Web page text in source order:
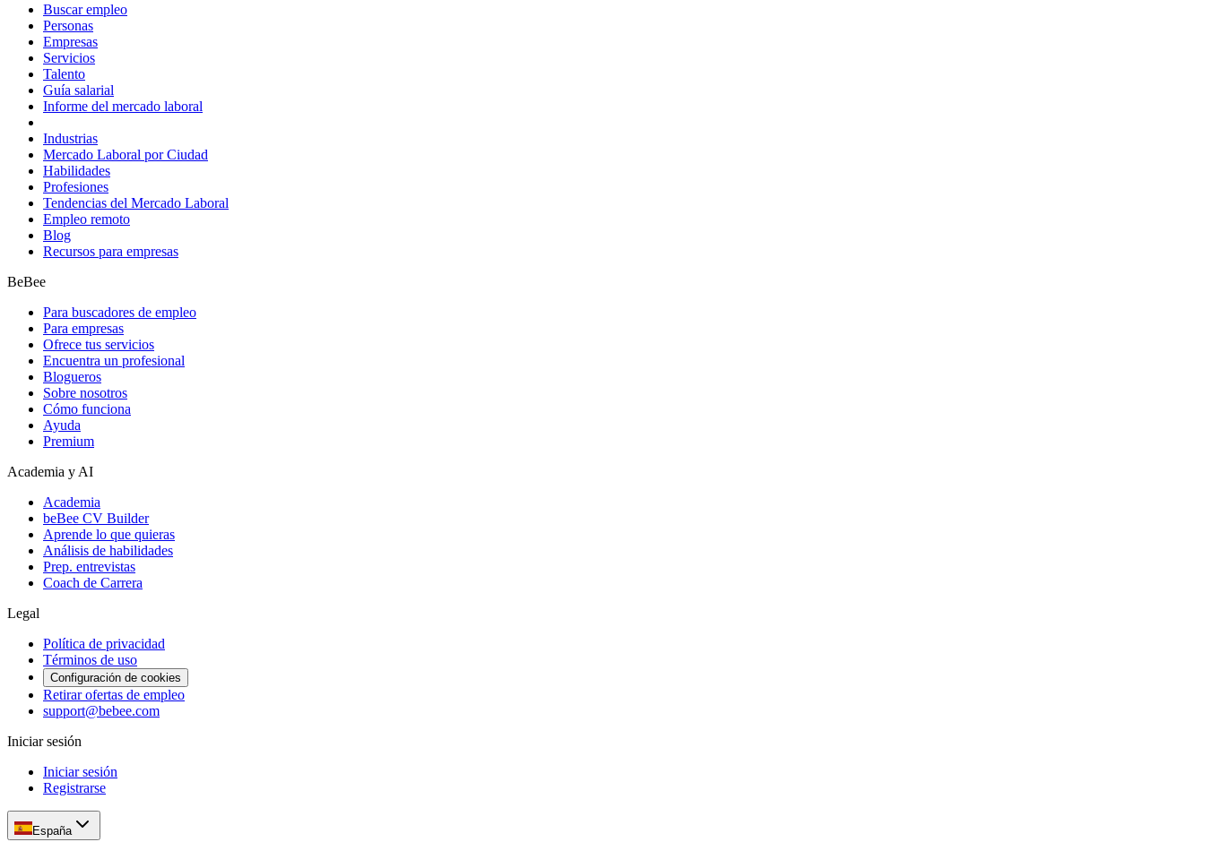
Buscar empleo
Personas
Empresas
Servicios
Talento
Guía salarial
Informe del mercado laboral
Industrias
Mercado Laboral por Ciudad
Habilidades
Profesiones
Tendencias del Mercado Laboral
Empleo remoto
Blog
Recursos para empresas
BeBee
Para buscadores de empleo
Para empresas
Ofrece tus servicios
Encuentra un profesional
Blogueros
Sobre nosotros
Cómo funciona
Ayuda
Premium
Academia y AI
Academia
beBee CV Builder
Aprende lo que quieras
Análisis de habilidades
Prep. entrevistas
Coach de Carrera
Legal
Política de privacidad
Términos de uso
Configuración de cookies
Retirar ofertas de empleo
support@bebee.com
Iniciar sesión
Iniciar sesión
Registrarse
España